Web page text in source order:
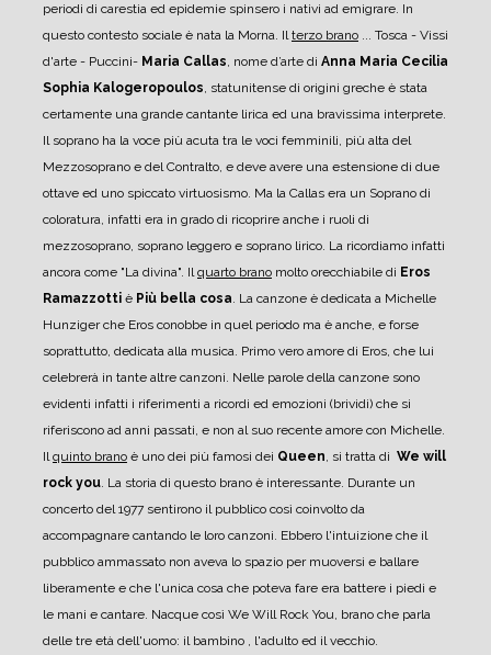
periodi di carestia ed epidemie spinsero i nativi ad emigrare. In
questo contesto sociale è nata la Morna. Ilterzo brano ... Tosca - Vissi
d'arte - Puccini- Maria Callas, nome d’arte di Anna Maria Cecilia
Sophia Kalogeropoulos, statunitense di origini greche è stata
certamente una grande cantante lirica ed una bravissima interprete.
Il soprano ha la voce più acuta tra le voci femminili, più alta del
Mezzosoprano e del ​Contralto, e deve avere una estensione di due
ottave ed uno spiccato virtuosismo. Ma la Callas era un Soprano di
coloratura, infatti era in grado di ricoprire anche i ruoli di
mezzosoprano, soprano leggero e soprano lirico. La ricordiamo infatti
ancora come "La divina". Ilquarto brano molto orecchiabile di Eros
Ramazzotti è Più bella cosa. La canzone è dedicata a Michelle
Hunziger che Eros conobbe in quel periodo ma è anche, e forse
soprattutto, dedicata alla musica. Primo vero amore di Eros, che lui
celebrerà in tante altre canzoni. Nelle parole della canzone sono
evidenti infatti i riferimenti a ricordi ed emozioni (brividi) che si
riferiscono ad anni passati, e non al suo recente amore con Michelle.
Ilquinto brano è uno dei più famosi dei Queen, si tratta di We will
rock you. La storia di questo brano è interessante. Durante un
concerto del 1977 sentirono il pubblico così coinvolto da
accompagnare cantando le loro canzoni. Ebbero l'intuizione che il
pubblico ammassato non aveva lo spazio per muoversi e ballare
liberamente e che l'unica cosa che poteva fare era battere i piedi e
le mani e cantare. Nacque così We Will Rock You, brano che parla
delle tre età dell'uomo: il bambino , l'adulto ed il vecchio.